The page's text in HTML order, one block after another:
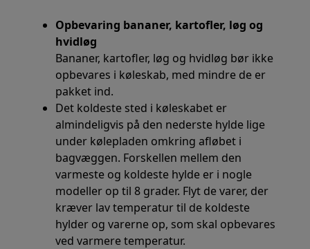
Opbevaring bananer, kartofler, løg og
hvidløg
Bananer, kartofler, løg og hvidløg bør ikke
opbevares i køleskab, med mindre de er
pakket ind.
Det koldeste sted i køleskabet er
almindeligvis på den nederste hylde lige
under kølepladen omkring afløbet i
bagvæggen. Forskellen mellem den
varmeste og koldeste hylde er i nogle
modeller op til 8 grader. Flyt de varer, der
kræver lav temperatur til de koldeste
hylder og varerne op, som skal opbevares
ved varmere temperatur.